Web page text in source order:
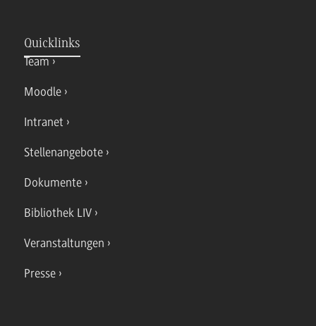
Quicklinks
Team
Moodle
Intranet
Stellenangebote
Dokumente
Bibliothek LIV
Veranstaltungen
Presse